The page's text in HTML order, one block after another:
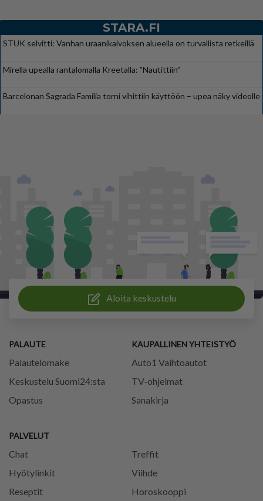
STARA.FI
STUK selvitti: Vanhan uraanikaivoksen alueella on turvallista retkeillä
Mirella upealla rantalomalla Kreetalla: ”Nautittiin”
Barcelonan Sagrada Familia torni vihittiin käyttöön – upea näky videolle
Aloita keskustelu
PALAUTE
Palautelomake
Keskustelu Suomi24:sta
Opastus
PALVELUT
Chat
Treffit
Hyötylinkit
Viihde
Reseptit
Horoskooppi
KAUPALLINEN YHTEISTYÖ
Auto1 Vaihtoautot
TV-ohjelmat
Sanakirja